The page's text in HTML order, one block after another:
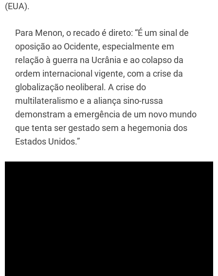
(EUA).
Para Menon, o recado é direto: “É um sinal de
oposição ao Ocidente, especialmente em
relação à guerra na Ucrânia e ao colapso da
ordem internacional vigente, com a crise da
globalização neoliberal. A crise do
multilateralismo e a aliança sino-russa
demonstram a emergência de um novo mundo
que tenta ser gestado sem a hegemonia dos
Estados Unidos.”